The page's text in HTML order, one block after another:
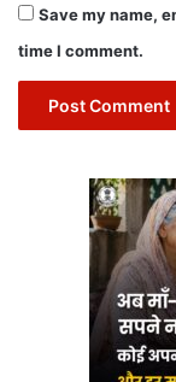
Save my name,
time I comment.